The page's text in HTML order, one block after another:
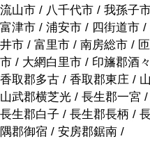
流山市 / 八千代市 / 我孫子
富津市 / 浦安市 / 四街道市
井市 / 富里市 / 南房総市 /
市 / 大網白里市 / 印旛郡酒
香取郡多古 / 香取郡東庄 /
山武郡横芝光 / 長生郡一宮
長生郡白子 / 長生郡長柄 /
隅郡御宿 / 安房郡鋸南 /